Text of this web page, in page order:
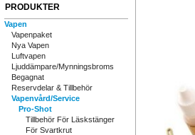
PRODUKTER
Vapen
Vapenpaket
Nya Vapen
Luftvapen
Ljuddämpare/Mynningsbroms
Begagnat
Reservdelar & Tillbehör
Vapenvård/Service
Pro-Shot
Tillbehör För Läskstänger
För Svartkrut